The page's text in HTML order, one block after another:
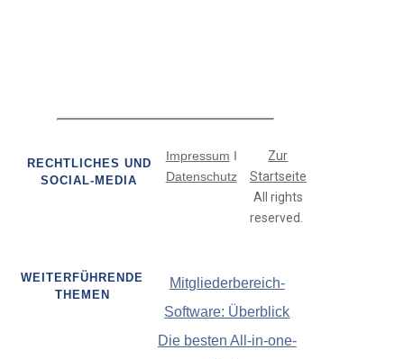
RECHTLICHES UND
SOCIAL-MEDIA
Impressum I
Datenschutz
Zur
Startseite
All rights
reserved.
WEITERFÜHRENDE
THEMEN
Mitgliederbereich-
Software: Überblick
Die besten All-in-one-